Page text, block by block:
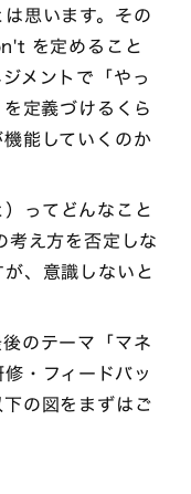
思います。その
を定めること
メントで「やっ
定義づけるくら
能していくのか
ってどんなこと
考え方を否定しな
、意識しないと
のテーマ「マネ
・フィードバッ
の図をまずはご